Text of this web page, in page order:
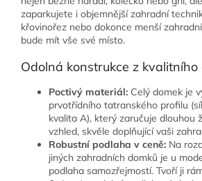
zaparkujete i objemnější zahradní
křovinořez nebo dokonce menší
bude mít vše své místo.
Odolná konstrukce z kvalitního
Poctivý materiál: Celý domek je
prvotřídního tatranského profilu
kvalita A), který zaručuje dlouhou
vzhled, skvěle doplňující vaši
Robustní podlaha v ceně: Na
jiných zahradních domků je u
podlaha samozřejmostí. Tvoří ji